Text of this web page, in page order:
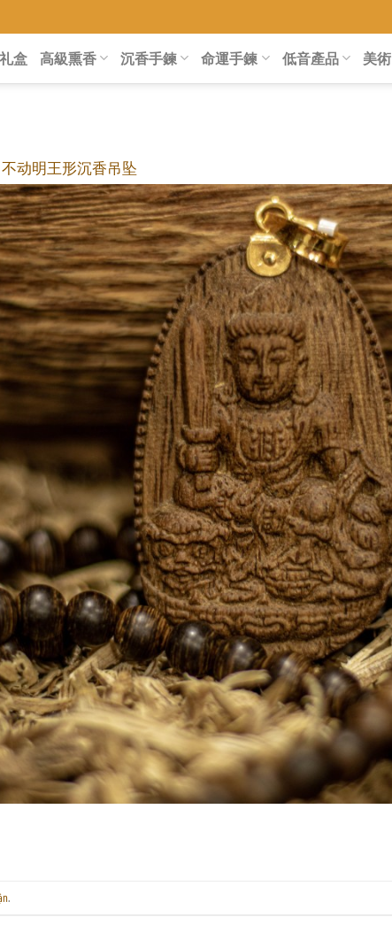
盒 高級熏香 沉香手鍊 命運手鍊 低音產品 美術
不动明王形沉香吊坠
.